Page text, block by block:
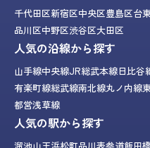
千代田区新宿区中央区豊島区台
品川区中野区渋谷区大田区
人気の沿線から探す
山手線中央線JR総武本線日比谷
有楽町線総武線南北線丸ノ内線
都営浅草線
人気の駅から探す